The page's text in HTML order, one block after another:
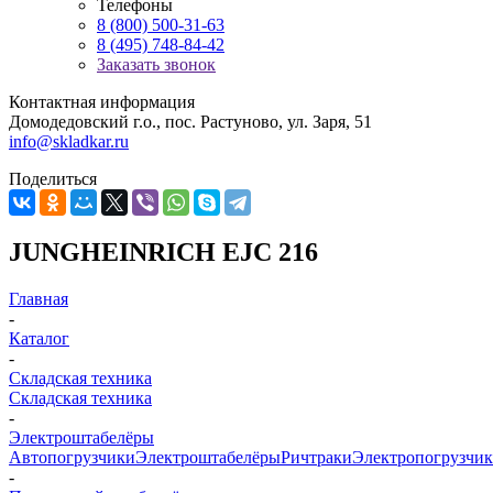
Телефоны
8 (800) 500-31-63
8 (495) 748-84-42
Заказать звонок
Контактная информация
Домодедовский г.о., пос. Растуново, ул. Заря, 51
info@skladkar.ru
Поделиться
JUNGHEINRICH EJC 216
Главная
-
Каталог
-
Складская техника
Складская техника
-
Электроштабелёры
АвтопогрузчикиЭлектроштабелёрыРичтраки
-